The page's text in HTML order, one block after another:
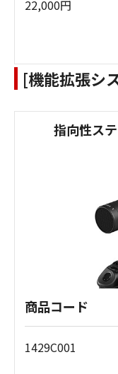
22,000円
[機能拡張シ
指向性ス
商品コード
1429C001